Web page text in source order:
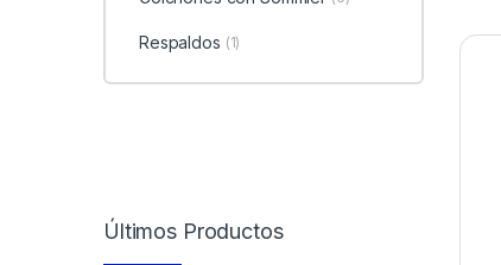
Respaldos (1)
Últimos Productos